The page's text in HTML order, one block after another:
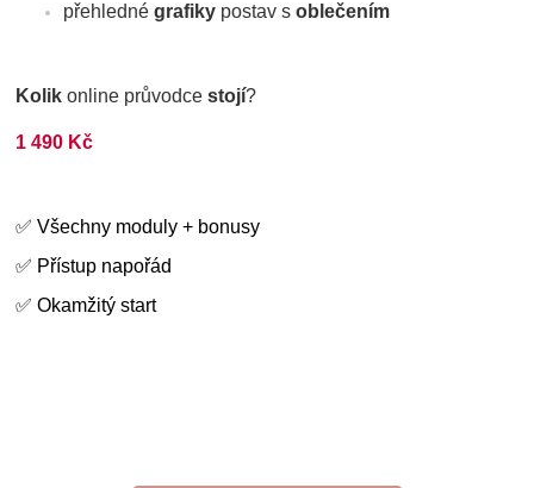
přehlednégrafiky postav soblečením
Kolik online průvodcestojí?
1 490 Kč
✅ Všechny moduly + bonusy
✅ Přístup napořád
✅ Okamžitý start